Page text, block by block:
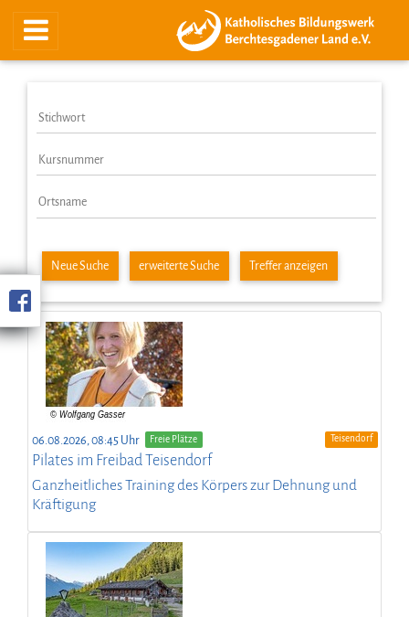
Treffer anzeigen
Neue Suche erweiterte Suche
06.08.2026, 08:45 Uhr Freie Plätze Teisendorf
Pilates im Freibad Teisendorf
Ganzheitliches Training des Körpers zur Dehnung und
Kräftigung